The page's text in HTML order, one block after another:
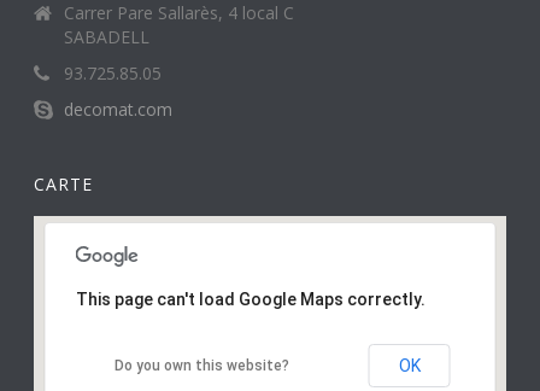
Carrer Pare Sallarès, 4 local C
SABADELL
93.725.85.05
decomat.com
CARTE
This page can't load Google Maps correctly.
Do you own this website? OK